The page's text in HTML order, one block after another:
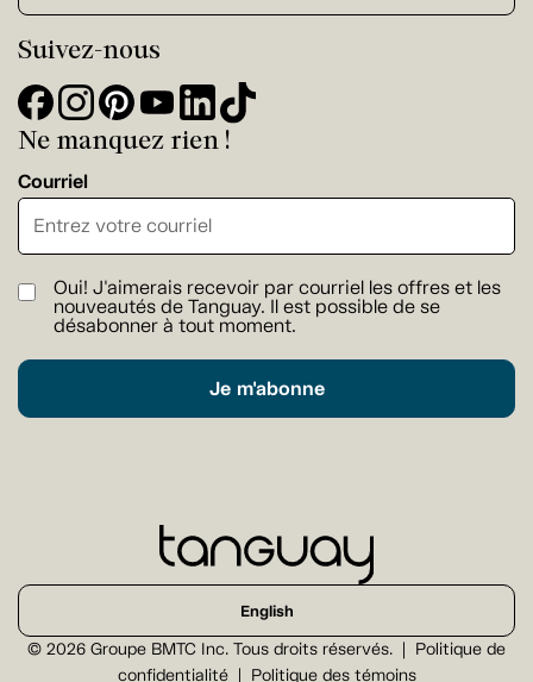
Suivez-nous
Ne manquez rien !
Courriel
Oui! J'aimerais recevoir par courriel les offres et les
nouveautés de Tanguay. Il est possible de se
désabonner à tout moment.
Je m'abonne
© 2026 Groupe BMTC Inc. Tous droits réservés.
Politique de
confidentialité
Politique des témoins
English